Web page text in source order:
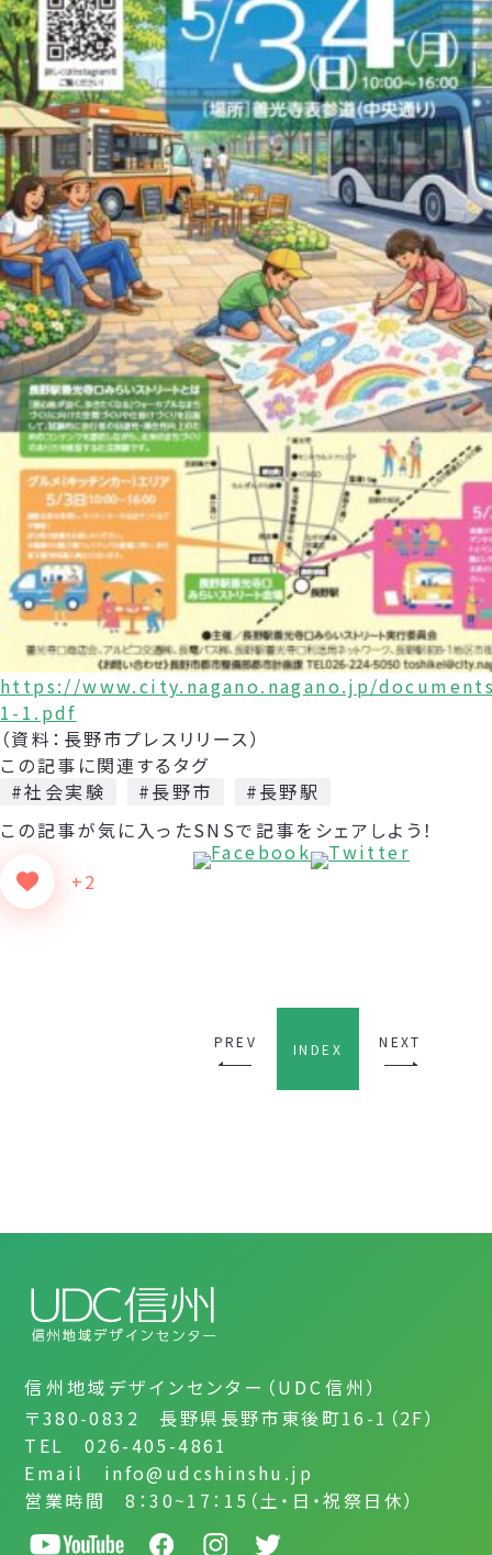
https://www.city.nagano.nagano.jp/
1-1.pdf
（資料：長野市プレスリリース）
この記事に関連するタグ
#社会実験
#長野市
#長野駅
この記事が気に入った
+2
SNSで記事をシェアしよう！
PREV INDEX NEXT
信州地域デザインセンター（UDC信州）
〒380-0832 長野県長野市東後町16-1（2F）
TEL 026-405-4861
Email info@udcshinshu.jp
営業時間 8：30~17：15（土・日・祝祭日休）